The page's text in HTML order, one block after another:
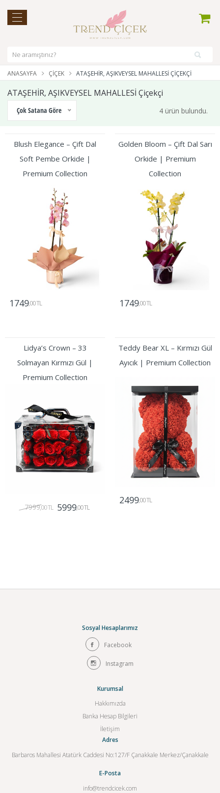
ANASAYFA ÇIÇEK ATAŞEHİR, AŞIKVEYSEL MAHALLESİ ÇIÇEKÇI
ATAŞEHİR, AŞIKVEYSEL MAHALLESİ Çiçekçi
Çok Satana Göre 4 ürün bulundu.
Blush Elegance – Çift Dal
Soft Pembe Orkide |
Premium Collection
1749,00 TL
Golden Bloom – Çift Dal Sarı
Orkide | Premium
Collection
1749,00 TL
Lidya’s Crown – 33
Solmayan Kırmızı Gül |
Premium Collection
7999,00 TL 5999,00 TL
Teddy Bear XL – Kırmızı Gül
Ayıcık | Premium Collection
2499,00 TL
Sosyal Hesaplarımız
Facebook
Instagram
Kurumsal
Hakkımızda
Banka Hesap Bilgileri
İletişim
Adres
Barbaros Mahallesi Atatürk Caddesi No:127/F Çanakkale Merkez/Çanakkale
E-Posta
info@trendcicek.com